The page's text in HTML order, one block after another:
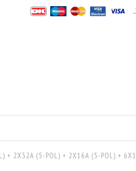
+ 2X32A (5-POL) + 2X16A (5-POL) +